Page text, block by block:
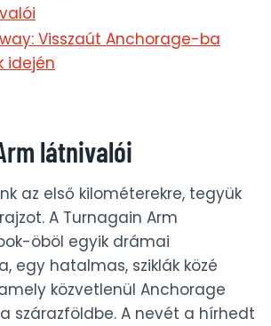
Visszaút Anchorage-ba
idején
látnivalói
az első kilométerekre, tegyük
A Turnagain Arm
öböl egyik drámai
egy hatalmas, sziklák közé
közvetlenül Anchorage
szárazföldbe. A nevét a hírhedt